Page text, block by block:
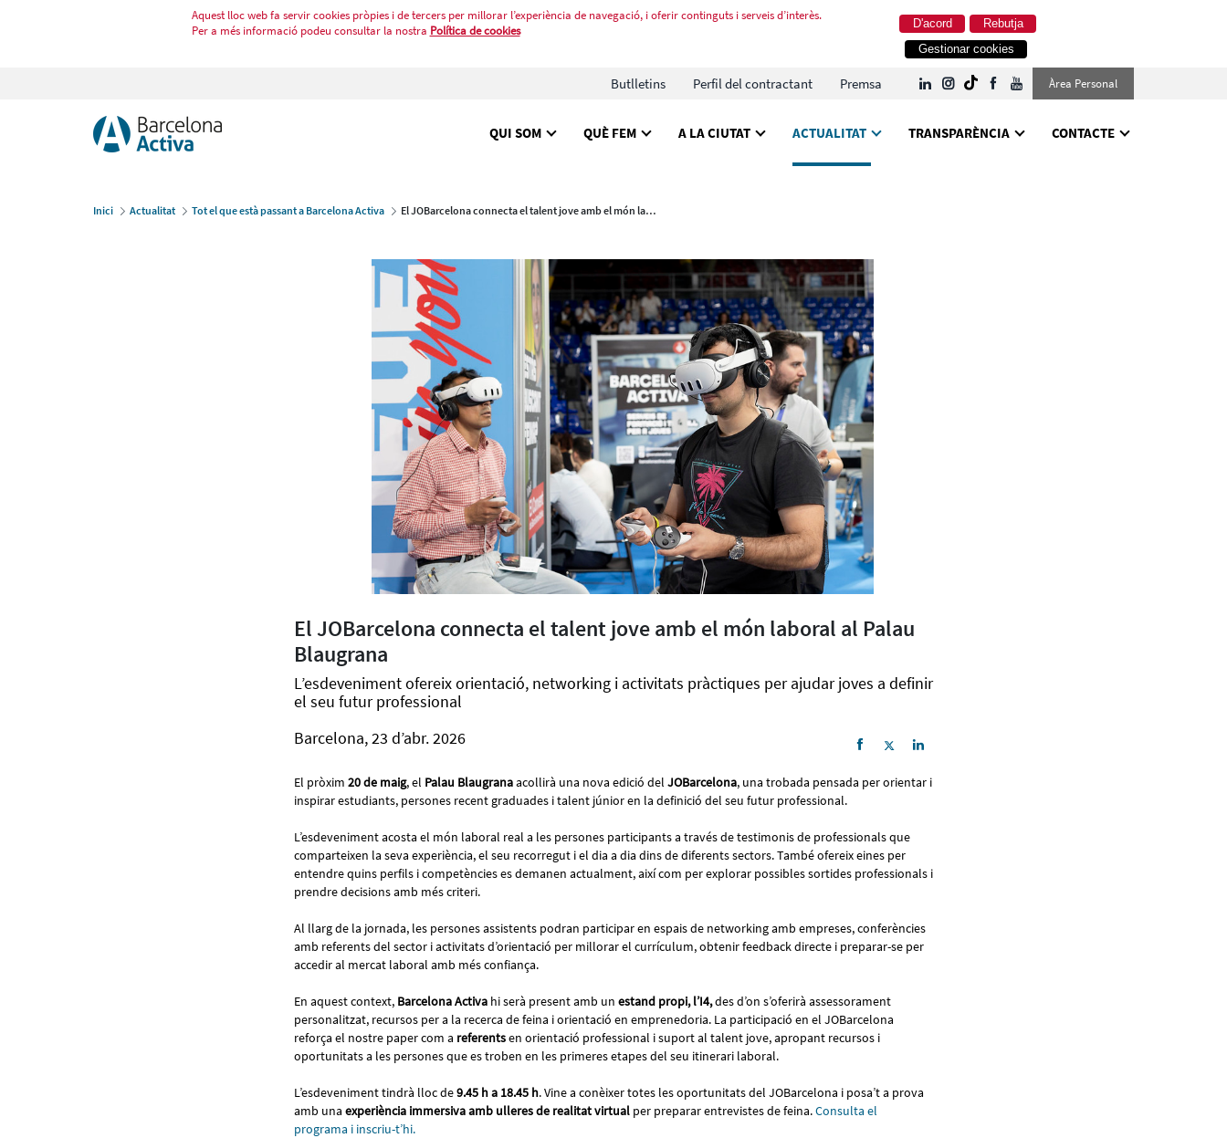
Aquest lloc web fa servir cookies pròpies i de tercers per millorar l’experiència de navegació, i oferir continguts i serveis d’interès.
Per a més informació podeu consultar la nostra Política de cookies Rebutja
D'acord
Gestionar cookies
Butlletins Perfil del contractant Premsa Àrea Personal
QUI SOM QUÈ FEM A LA CIUTAT ACTUALITAT TRANSPARÈNCIA CONTACTE
Inici Actualitat Tot el que està passant a Barcelona Activa El JOBarcelona connecta el talent jove amb el món laboral al Palau Blaugrana
El JOBarcelona connecta el talent jove amb el món laboral al Palau
Blaugrana
L’esdeveniment ofereix orientació, networking i activitats pràctiques per ajudar joves a definir
el seu futur professional
Barcelona, 23 d’abr. 2026
El pròxim 20 de maig, el Palau Blaugranaacollirà una nova edició del JOBarcelona, una trobada pensada per orientar i
inspirar estudiants, persones recent graduades i talent júnior en la definició del seu futur professional.
L’esdeveniment acosta el món laboral real a les persones participants a través de testimonis de professionals que
comparteixen la seva experiència, el seu recorregut i el dia a dia dins de diferents sectors. També ofereix eines per
entendre quins perfils i competències es demanen actualment, així com per explorar possibles sortides professionals i
prendre decisions amb més criteri.
Al llarg de la jornada, les persones assistents podran participar en espais de networking amb empreses, conferències
amb referents del sector i activitats d’orientació per millorar el currículum, obtenir feedback directe i preparar-se per
accedir al mercat laboral amb més confiança.
En aquest context, Barcelona Activa hi serà present amb un estand propi, l’I4,des d’on s’oferirà assessorament
personalitzat, recursos per a la recerca de feina i orientació en emprenedoria. La participació en el JOBarcelona
reforça el nostre paper com a referentsen orientació professional i suport al talent jove, apropant recursos i
oportunitats a les persones que es troben en les primeres etapes del seu itinerari laboral.
L’esdeveniment tindrà lloc de9.45 h a 18.45 h. Vine a conèixer totes les oportunitats del JOBarcelona i posa’t a prova
amb una experiència immersiva amb ulleres de realitat virtual per preparar entrevistes de feina.Consulta el
programa i inscriu-t’hi.